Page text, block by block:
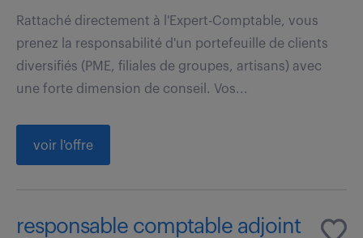
Rattaché directement à l'Expert-Comptable, vous
prenez la responsabilité d'un portefeuille de clients
diversifiés (PME, filiales de groupes, artisans) avec
une forte dimension de conseil. Vos...
voir l'offre
responsable comptable adjoint